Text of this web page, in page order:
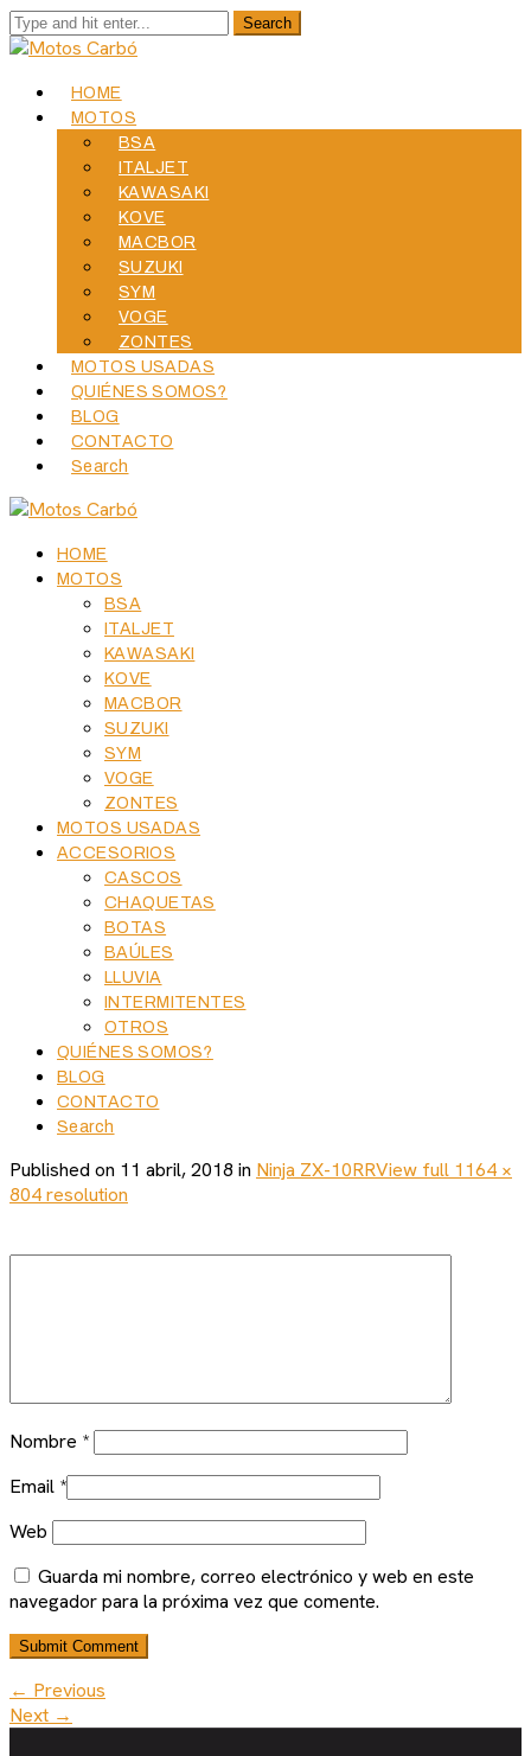
HOME
MOTOS
BSA
ITALJET
KAWASAKI
KOVE
MACBOR
SUZUKI
SYM
VOGE
ZONTES
MOTOS USADAS
QUIÉNES SOMOS?
BLOG
CONTACTO
Search
HOME
MOTOS
BSA
ITALJET
KAWASAKI
KOVE
MACBOR
SUZUKI
SYM
VOGE
ZONTES
MOTOS USADAS
ACCESORIOS
CASCOS
CHAQUETAS
BOTAS
BAÚLES
LLUVIA
INTERMITENTES
OTROS
QUIÉNES SOMOS?
BLOG
CONTACTO
Search
Published on 11 abril, 2018 in Ninja ZX-10RRView full 1164 ×
804 resolution
Nombre *
Email *
Web
Guarda mi nombre, correo electrónico y web en este
navegador para la próxima vez que comente.
← Previous
Next →